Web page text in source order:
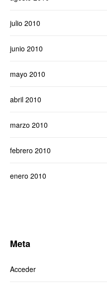
julio 2010
junio 2010
mayo 2010
abril 2010
marzo 2010
febrero 2010
enero 2010
Meta
Acceder